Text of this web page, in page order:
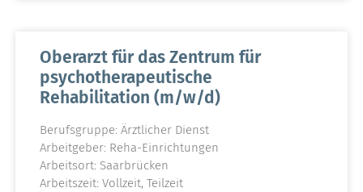
Oberarzt für das Zentrum für
psychotherapeutische
Rehabilitation (m/w/d)
Berufsgruppe: Ärztlicher Dienst
Arbeitgeber: Reha-Einrichtungen
Arbeitsort: Saarbrücken
Arbeitszeit: Vollzeit, Teilzeit